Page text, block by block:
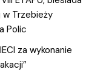
Trzebieży
Polic
za wykonanie